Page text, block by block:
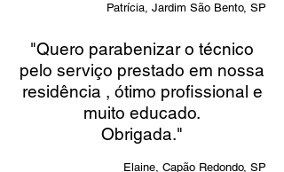
Patrícia, Jardim São Bento, SP
"Quero parabenizar o técnico
pelo serviço prestado em nossa
residência , ótimo profissional e
muito educado.
Obrigada."​
Elaine, Capão Redondo, SP